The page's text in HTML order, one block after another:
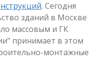
. Сегодня
зданий в Москве
массовым и ГК
принимает в этом
монтажные